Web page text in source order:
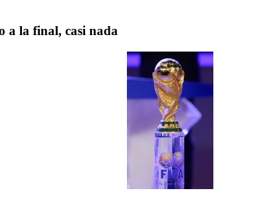
a la final, casi nada